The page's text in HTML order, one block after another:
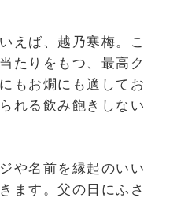
えば、越乃寒梅。こ
たりをもつ、最高ク
もお燗にも適してお
れる飲み飽きしない
や名前を縁起のいい
ます。父の日にふさ